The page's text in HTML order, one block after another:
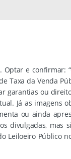
. Optar e confirmar:
da Venda
garantias ou
Já as imagens
ou ainda
divulgadas,
Leiloeiro Público